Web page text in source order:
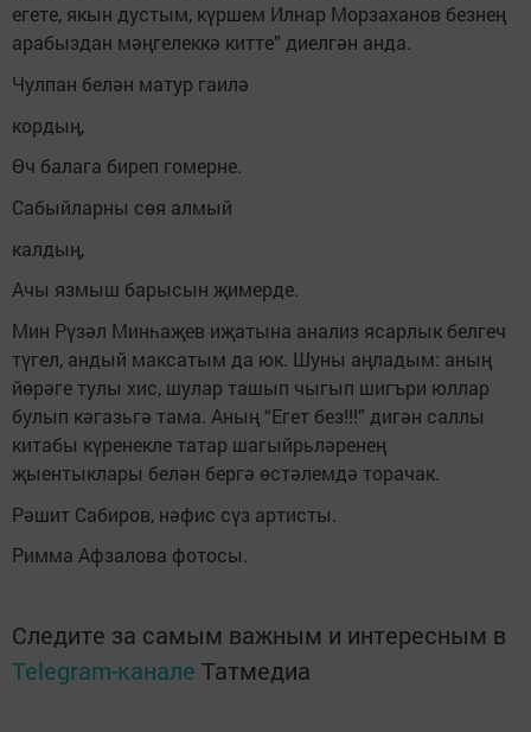
егете, якын дустым, күршем Илнар Морзаханов безнең
арабыздан мәңгелеккә китте” диелгән анда.
Чулпан белән матур гаилә
кордың,
Өч балага биреп гомерне.
Сабыйларны сөя алмый
калдың,
Ачы язмыш барысын җимерде.
Мин Рүзәл Минһаҗев иҗатына анализ ясарлык белгеч
түгел, андый максатым да юк. Шуны аңладым: аның
йөрәге тулы хис, шулар ташып чыгып шигъри юллар
булып кәгазьгә тама. Аның “Егет без!!!” дигән саллы
китабы күренекле татар шагыйрьләренең
җыентыклары белән бергә өстәлемдә торачак.
Рәшит Сабиров, нәфис сүз артисты.
Римма Афзалова фотосы.
Следите за самым важным и интересным в
Telegram-канале Татмедиа